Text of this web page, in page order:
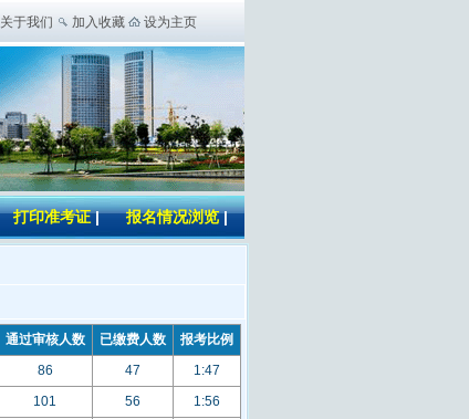
关于我们 加入收藏 设为主页
打印准考证 | 报名情况浏览|
通过审核人数 已缴费人数
报考比例
86 47
1:47
101 56
1:56